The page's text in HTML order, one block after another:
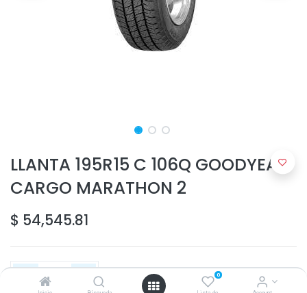
0
LLANTA 195R15 C 106Q GOODYEAR
CARGO MARATHON 2
$ 54,545.81